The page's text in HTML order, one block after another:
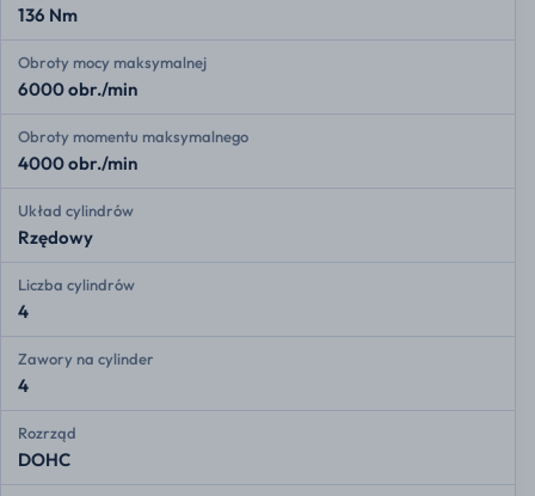
136 Nm
Obroty mocy maksymalnej
6000 obr./min
Obroty momentu maksymalnego
4000 obr./min
Układ cylindrów
Rzędowy
Liczba cylindrów
4
Zawory na cylinder
4
Rozrząd
DOHC